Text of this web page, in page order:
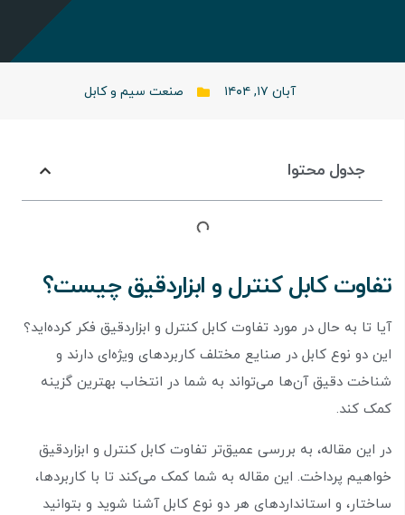
آبان ۱۷, ۱۴۰۴ صنعت سیم و کابل
جدول محتوا
تفاوت کابل کنترل و ابزاردقیق چیست؟
آیا تا به حال در مورد تفاوت کابل کنترل و ابزاردقیق فکر کرده‌اید؟
این دو نوع کابل در صنایع مختلف کاربردهای ویژه‌ای دارند و
شناخت دقیق آن‌ها می‌تواند به شما در انتخاب بهترین گزینه
کمک کند.
در این مقاله، به بررسی عمیق‌تر تفاوت کابل کنترل و ابزاردقیق
خواهیم پرداخت. این مقاله به شما کمک می‌کند تا با کاربردها،
ساختار، و استانداردهای هر دو نوع کابل آشنا شوید و بتوانید